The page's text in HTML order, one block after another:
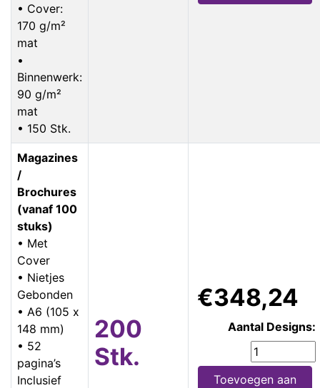
• Cover:
170 g/m²
mat
•
Binnenwerk:
90 g/m²
mat
• 150 Stk.
Magazines
/
Brochures
(vanaf 100
stuks)
• Met
Cover
• Nietjes
Gebonden
• A6 (105 x
148 mm)
• 52
pagina’s
Inclusief
200
Stk.
€348,24
Aantal Designs:
Toevoegen aan